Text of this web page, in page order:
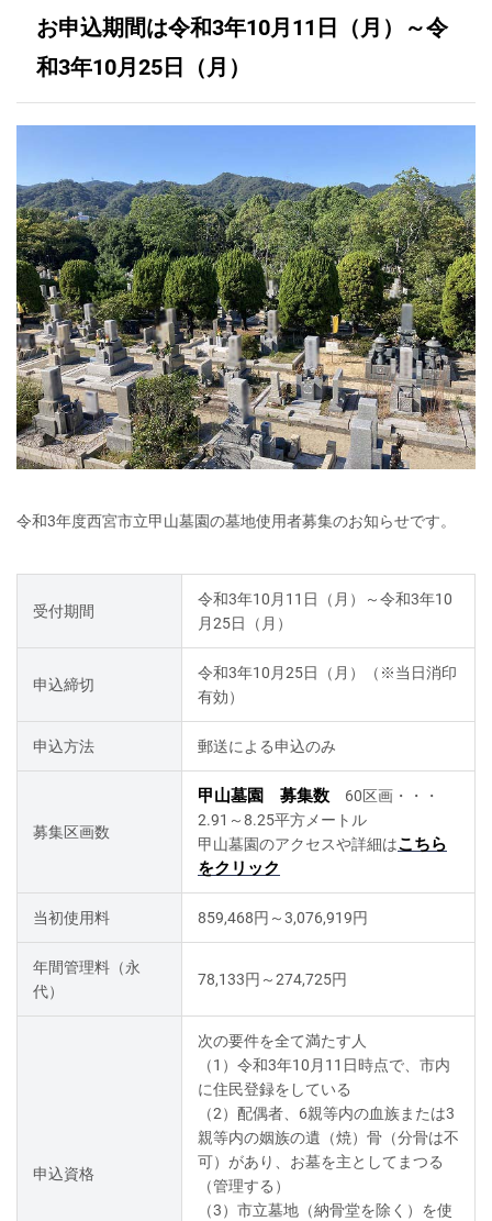
お申込期間は令和3年10月11日（月）～令
和3年10月25日（月）
令和3年度西宮市立甲山墓園の墓地使用者募集のお知らせです。
受付期間
令和3年10月11日（月）～令和3年10
月25日（月）
申込締切
令和3年10月25日（月）（※当日消印
有効）
申込方法 郵送による申込のみ
募集区画数
甲山墓園 募集数 60区画・・・
2.91～8.25平方メートル
甲山墓園のアクセスや詳細はこちら
をクリック
当初使用料 859,468円～3,076,919円
年間管理料（永
代）
78,133円～274,725円
申込資格
次の要件を全て満たす人
（1）令和3年10月11日時点で、市内
に住民登録をしている
（2）配偶者、6親等内の血族または3
親等内の姻族の遺（焼）骨（分骨は不
可）があり、お墓を主としてまつる
（管理する）
（3）市立墓地（納骨堂を除く）を使